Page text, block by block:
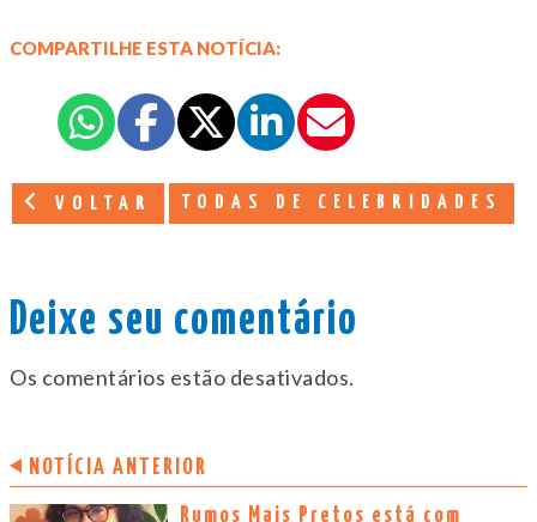
COMPARTILHE ESTA NOTÍCIA:
VOLTAR TODAS DE CELEBRIDADES
Deixe seu comentário
Os comentários estão desativados.
NOTÍCIA ANTERIOR
Rumos Mais Pretos está com